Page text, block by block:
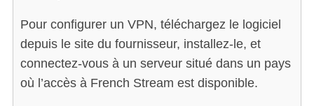
Pour configurer un VPN, téléchargez le logiciel
depuis le site du fournisseur, installez-le, et
connectez-vous à un serveur situé dans un pays
où l’accès à French Stream est disponible.
S